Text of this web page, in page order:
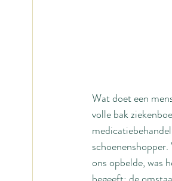
Wat doet een
volle bak
ons opbelde, was